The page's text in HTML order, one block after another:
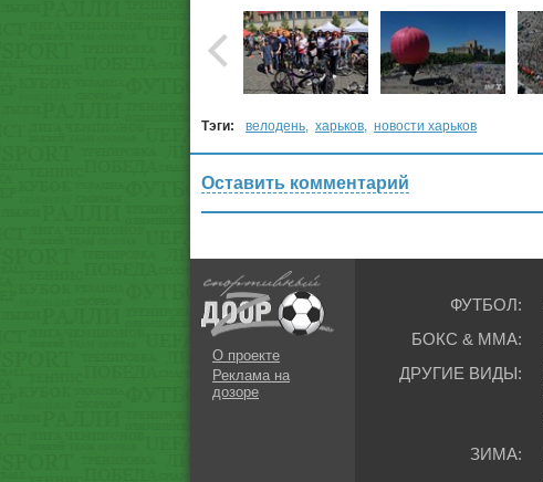
Тэги: велодень, харьков, новости харьков
Оставить комментарий
О проекте
Реклама на
дозоре
ФУТБОЛ:
БОКС & ММА:
ДРУГИЕ ВИДЫ:
ЗИМА: